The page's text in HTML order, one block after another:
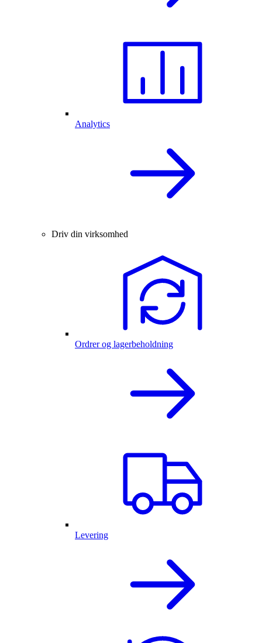
Analytics
Driv din virksomhed
Ordrer og lagerbeholdning
Levering